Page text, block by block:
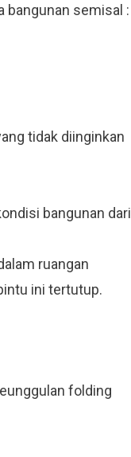
bangunan semisal :
tidak diinginkan
bangunan dari
ruangan
ini tertutup.
folding